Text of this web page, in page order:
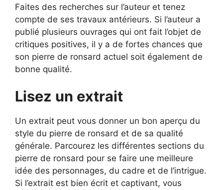
Faites des recherches sur l’auteur et tenez
compte de ses travaux antérieurs. Si l’auteur a
publié plusieurs ouvrages qui ont fait l’objet de
critiques positives, il y a de fortes chances que
son pierre de ronsard actuel soit également de
bonne qualité.
Lisez un extrait
Un extrait peut vous donner un bon aperçu du
style du pierre de ronsard et de sa qualité
générale. Parcourez les différentes sections du
pierre de ronsard pour se faire une meilleure
idée des personnages, du cadre et de l’intrigue.
Si l’extrait est bien écrit et captivant, vous